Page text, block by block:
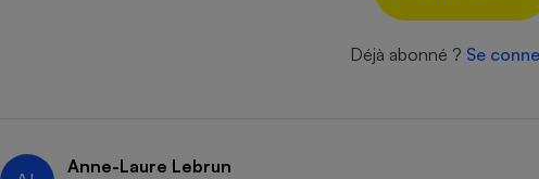
Déjà abonné ? Se
Anne-Laure Lebrun